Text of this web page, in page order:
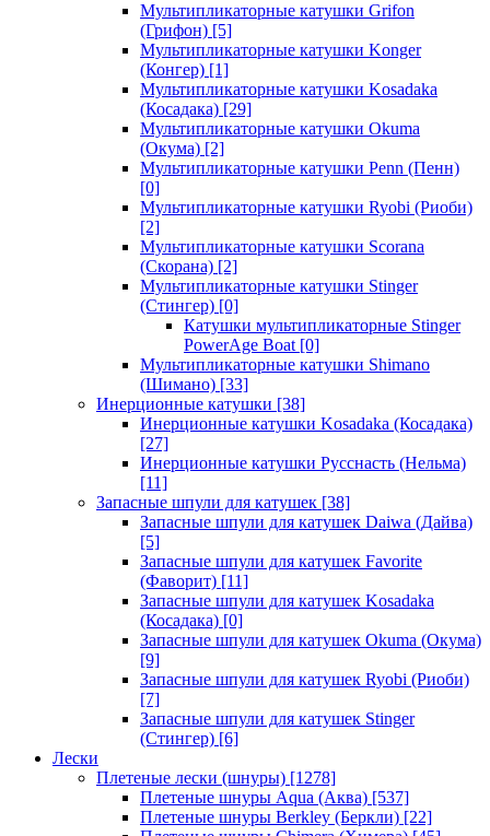
Мультипликаторные катушки Grifon
(Грифон) [5]
Мультипликаторные катушки Konger
(Конгер) [1]
Мультипликаторные катушки Kosadaka
(Косадака) [29]
Мультипликаторные катушки Okuma
(Окума) [2]
Мультипликаторные катушки Penn (Пенн)
[0]
Мультипликаторные катушки Ryobi (Риоби)
[2]
Мультипликаторные катушки Scorana
(Скорана) [2]
Мультипликаторные катушки Stinger
(Стингер) [0]
Катушки мультипликаторные Stinger
PowerAge Boat [0]
Мультипликаторные катушки Shimano
(Шимано) [33]
Инерционные катушки [38]
Инерционные катушки Kosadaka (Косадака)
[27]
Инерционные катушки Русснасть (Нельма)
[11]
Запасные шпули для катушек [38]
Запасные шпули для катушек Daiwa (Дайва)
[5]
Запасные шпули для катушек Favorite
(Фаворит) [11]
Запасные шпули для катушек Kosadaka
(Косадака) [0]
Запасные шпули для катушек Okuma (Окума)
[9]
Запасные шпули для катушек Ryobi (Риоби)
[7]
Запасные шпули для катушек Stinger
(Стингер) [6]
Лески
Плетеные лески (шнуры) [1278]
Плетеные шнуры Aqua (Аква) [537]
Плетеные шнуры Berkley (Беркли) [22]